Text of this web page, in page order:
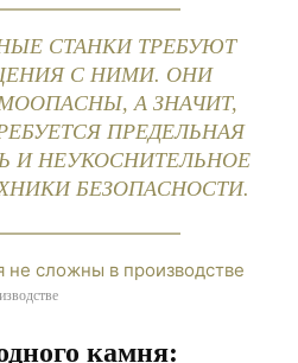
СТАНКИ ТРЕБУЮТ
С НИМИ. ОНИ
А ЗНАЧИТ,
ПРЕДЕЛЬНАЯ
И НЕУКОСНИТЕЛЬНОЕ
БЕЗОПАСНОСТИ.
камня: